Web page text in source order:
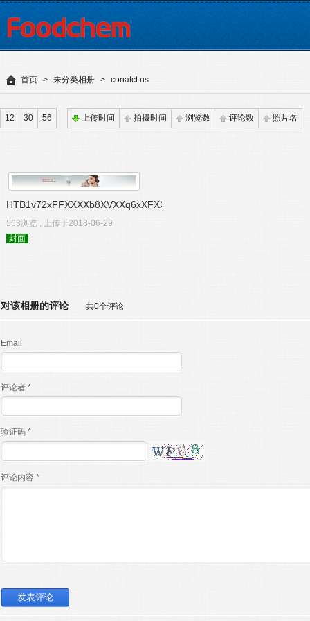
首页 > 未分类相册 > conatct us
12 30 56 上传时间 拍摄时间 浏览数 评论数 照片名
HTB1v72xFFXXXXb8XVXXq6xXFXXXI
563浏览 , 上传于2018-06-29
封面
对该相册的评论 共0个评论
Email
评论者 *
验证码 *
评论内容 *